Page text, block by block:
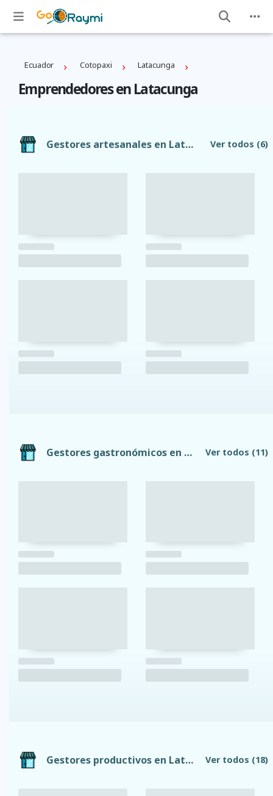
Ecuador Cotopaxi Latacunga
Emprendedores en Latacunga
Gestores artesanales en Latacunga Ver todos (6)
Gestores gastronómicos en Latacunga Ver todos (11)
Gestores productivos en Latacunga Ver todos (18)